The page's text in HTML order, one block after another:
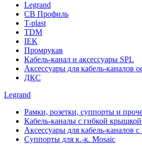
Legrand
СВ Профиль
T-plast
TDM
IEK
Промрукав
Кабель-канал и аксессуары SPL
Аксессуары для кабель-каналов
ДКС
Legrand
Рамки, розетки, суппорты и
Кабель-каналы с гибкой
Аксессуары для кабель-каналов
Суппорты для к.-к. Mosaic